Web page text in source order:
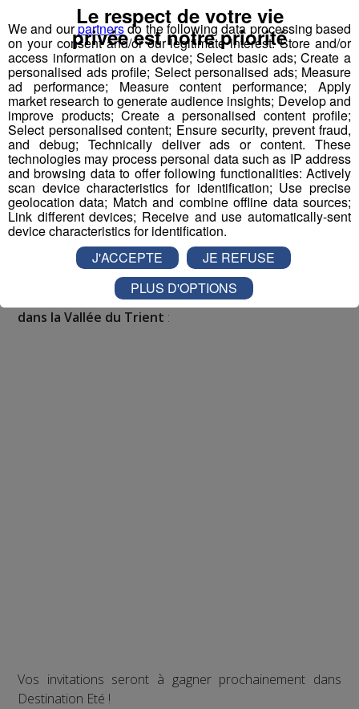
Déstination été ! Une question...une destination !
Nous vous poserons une question, a vous de faire le
bon choix entre les 3 réponses pour repartir avec vos
entrées pour un maximum d'activités dans la région !
Inscription par téléphone toute la journée pour
participer aux 2 tirages au sort par jour à 8h45 et 17h45.
Appelez le standard au 04 50 58 24 09
Pour cette semaine on vous offre vos entrées pour vous
et la personne de votre choix pourWALIBI RHONE
Nathan est allé tester pour vousVerticalp Émosson,
dans la Vallée du Trient :
Vos invitations seront à gagner prochainement dans
Destination Eté !
We and ourpartnersdo the following data processing based
on your consent and/or our legitimate interest: Store and/or
access information on a device; Select basic ads; Create a
personalised ads profile; Select personalised ads; Measure
ad performance; Measure content performance; Apply
market research to generate audience insights; Develop and
improve products; Create a personalised content profile;
Select personalised content; Ensure security, prevent fraud,
and debug; Technically deliver ads or content. These
technologies may process personal data such as IP address
and browsing data to offer following functionalities: Actively
scan device characteristics for identification; Use precise
geolocation data; Match and combine offline data sources;
Link different devices; Receive and use automatically-sent
device characteristics for identification.
Le respect de votre vie
privée est notre priorité
J'ACCEPTE
JE REFUSE
PLUS D'OPTIONS